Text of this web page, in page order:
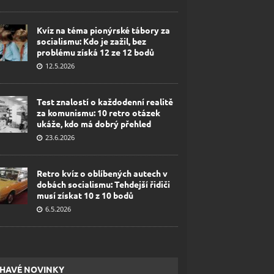
Kvíz na téma pionýrské tábory za
socialismu: Kdo je zažil, bez
problému získá 12 ze 12 bodů
12.5.2026
Test znalostí o každodenní realitě
za komunismu: 10 retro otázek
ukáže, kdo má dobrý přehled
23.6.2026
Retro kvíz o oblíbených autech v
dobách socialismu: Tehdejší řidiči
musí získat 10 z 10 bodů
6.5.2026
NOVINKY